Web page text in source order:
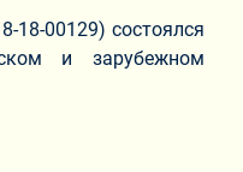
18-00129) состоялся
и зарубежном